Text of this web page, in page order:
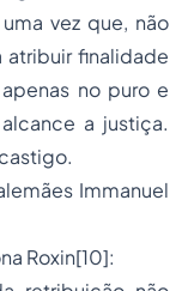
vez que, não
atribuir finalidade
no puro e
a justiça.
Immanuel
Roxin[10]: